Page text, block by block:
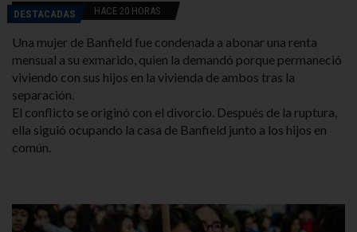
DESTACADAS HACE 20 HORAS
Una mujer de Banfield fue condenada a abonar una renta
mensual a su exmarido, quien la demandó porque permaneció
viviendo con sus hijos en la vivienda de ambos tras la
separación.
El conflicto se originó con el divorcio. Después de la ruptura,
ella siguió ocupando la casa de Banfield junto a los hijos en
común.